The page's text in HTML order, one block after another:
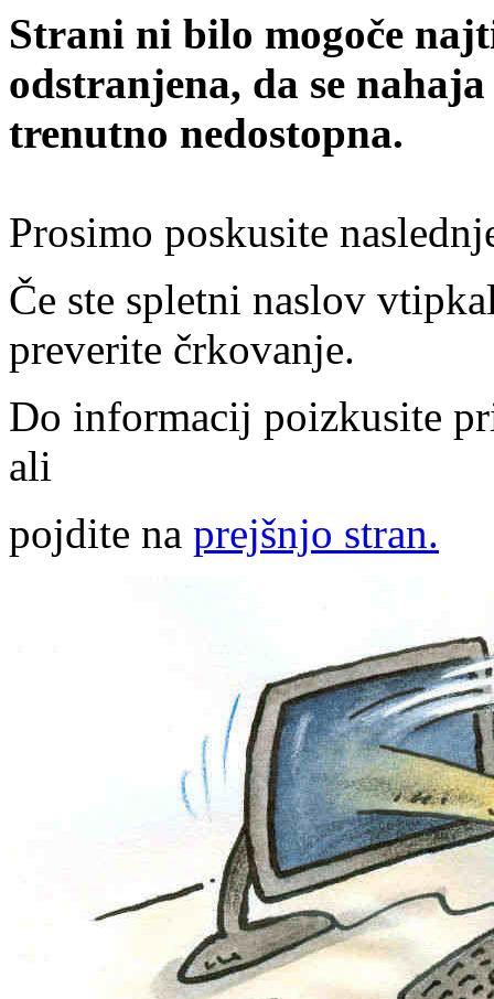
Strani ni bilo mogoče
odstranjena, da se
trenutno nedostopna.
Prosimo poskusite
Če ste spletni naslov
preverite črkovanje.
Do informacij poizkusite
ali
pojdite na prejšnjo stran.